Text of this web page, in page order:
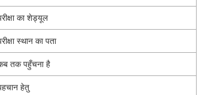
का शेड्यूल
स्थान का पता
तक पहुँचना है
हेतु